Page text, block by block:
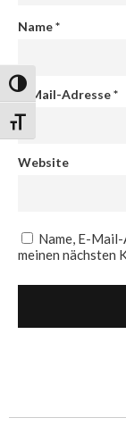
Umschalten auf
Schrift vergrößern
Name*
E-Mail-Adresse*
Website
Name, E-
meinen nächsten